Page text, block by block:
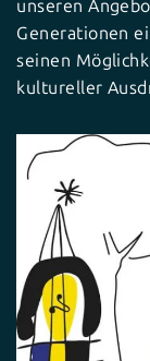
unseren
Generationen
seinen
kultureller